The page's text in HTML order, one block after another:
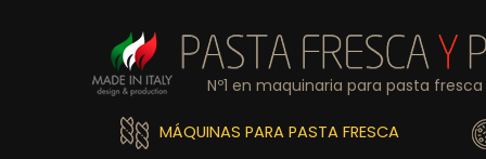
Nº1 en maquinaria para pasta
MÁQUINAS PARA PASTA FRESCA